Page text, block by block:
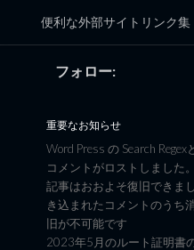
コンテンツへスキップ
便利な外部サイトリンク集
黒翼猫
フォロー:
重要なお知らせ
Word Press の Search
コメントがロストしました。
記事はおおよそ復旧できまし
き込まれたコメントのうち
旧が不可能です
2023年5月のルート証明書